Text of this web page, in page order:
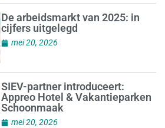
De arbeidsmarkt van 2025: in
cijfers uitgelegd
mei 20, 2026
SIEV-partner introduceert:
Appreo Hotel & Vakantieparken
Schoonmaak
mei 20, 2026